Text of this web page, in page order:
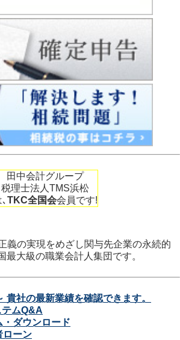
田中会計グループ
税理士法人TMS浜松
TKC全国会会員です!
義の実現をめざし関与先企業の永続的
最大級の職業会計人集団です。
貴社の最新業績を確認できます。
ムQ&A
ダウンロード
ローン